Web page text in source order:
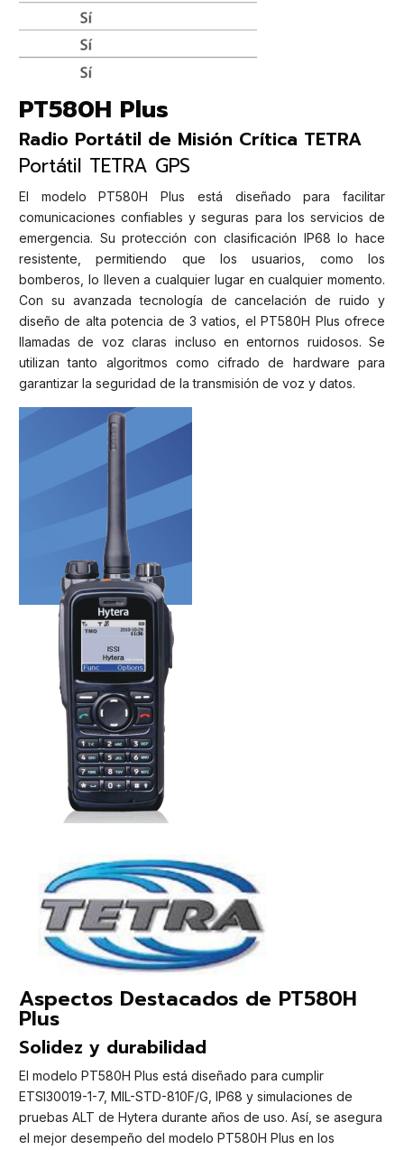
PT580H Plus
Radio Portátil de Misión Crítica TETRA
Portátil TETRA GPS
El modelo PT580H Plus está diseñado para facilitar
comunicaciones confiables y seguras para los servicios de
emergencia. Su protección con clasificación IP68 lo hace
resistente, permitiendo que los usuarios, como los
bomberos, lo lleven a cualquier lugar en cualquier momento.
Con su avanzada tecnología de cancelación de ruido y
diseño de alta potencia de 3 vatios, el PT580H Plus ofrece
llamadas de voz claras incluso en entornos ruidosos. Se
utilizan tanto algoritmos como cifrado de hardware para
garantizar la seguridad de la transmisión de voz y datos.
Aspectos Destacados de PT580H
Plus
Solidez y durabilidad
El modelo PT580H Plus está diseñado para cumplir
ETSI30019-1-7, MIL-STD-810F/G, IP68 y simulaciones de
pruebas ALT de Hytera durante años de uso. Así, se asegura
el mejor desempeño del modelo PT580H Plus en los